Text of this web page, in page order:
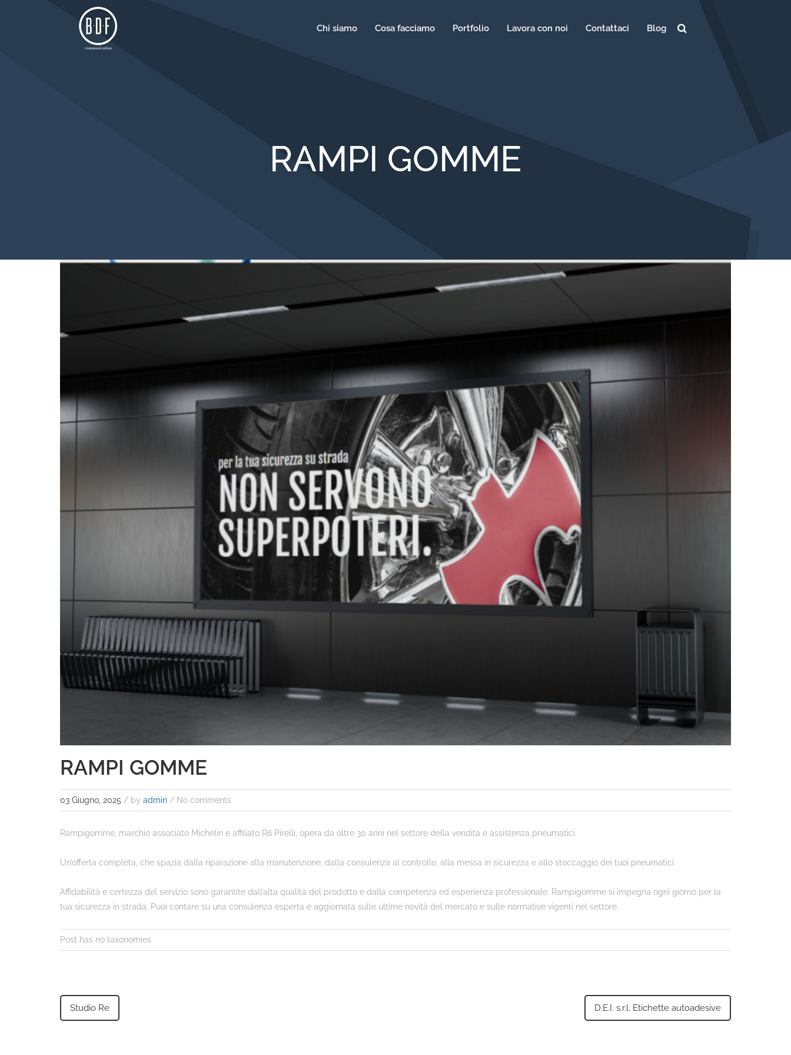
Chi siamo Cosa facciamo Portfolio Lavora con noi Contattaci Blog
Ricerca
RAMPI GOMME
RAMPI GOMME
03 Giugno, 2025 / by admin / No comments
Rampigomme, marchio associato Michelin e affiliato R6 Pirelli, opera da oltre 30 anni nel settore della vendita e assistenza pneumatici.
Un’offerta completa, che spazia dalla riparazione alla manutenzione, dalla consulenza al controllo, alla messa in sicurezza e allo stoccaggio dei tuoi pneumatici.
Affidabilità e certezza del servizio sono garantite dall’alta qualità del prodotto e dalla competenza ed esperienza professionale. Rampigomme si impegna ogni giorno per la
tua sicurezza in strada. Puoi contare su una consulenza esperta e aggiornata sulle ultime novità del mercato e sulle normative vigenti nel settore.
Post has no taxonomies
Studio Re D.E.I. s.r.l. Etichette autoadesive